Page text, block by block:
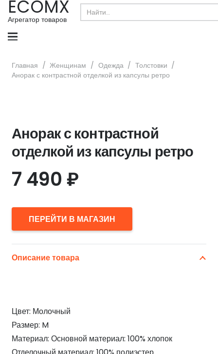
ECOMX
Агрегатор товаров
Search
for:
Главная / Женщинам / Одежда / Толстовки /
Анорак с контрастной отделкой из капсулы ретро
Анорак с контрастной
отделкой из капсулы ретро
7 490 ₽
ПЕРЕЙТИ В МАГАЗИН
Описание товара
Цвет: Молочный
Размер: M
Материал: Основной материал: 100% хлопок